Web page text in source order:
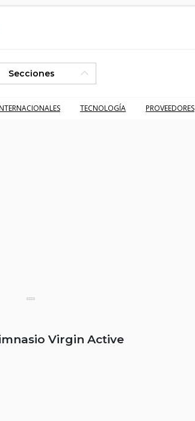
Secciones
TECNOLOGÍA PROVEEDORES
Virgin Active